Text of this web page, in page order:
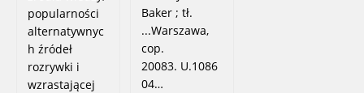
popularności
alternatywnyc
h źródeł
rozrywki i
wzrastającej
Baker ; tł.
...Warszawa,
cop.
20083. U.1086
04…